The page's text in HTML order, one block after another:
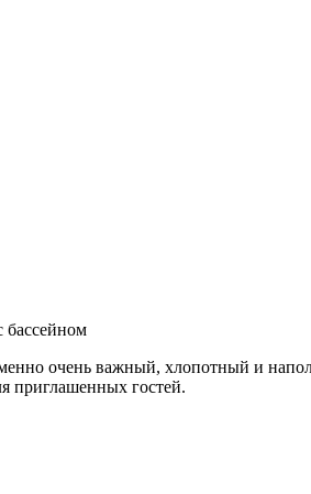
бассейном
очень важный, хлопотный и
приглашенных гостей.